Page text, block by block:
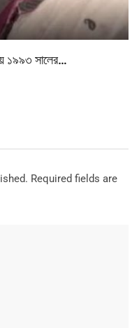
১৯৯৩ সালের…
Required fields are